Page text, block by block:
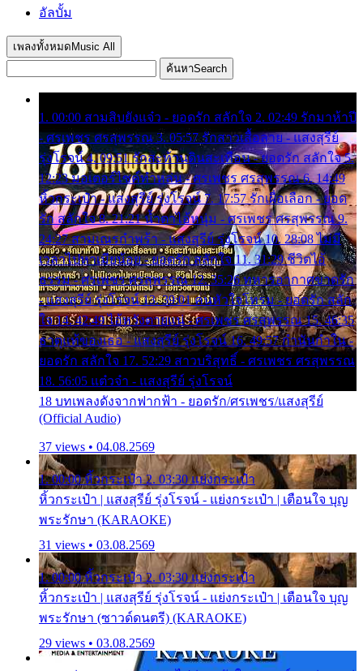
อัลบั้ม
เพลงทั้งหมด Music All
ค้นหาSearch
1. 00:00 สามสิบยังแจ๋ว - ยอดรัก สลักใจ 2. 02:49 รักมาห้าปี
- ศรเพชร ศรสุพรรณ 3. 05:57 รักสาวเสื้อลาย - แสงสุรีย์
รุ่งโรจน์ 4. 09:51 รักสะท้านดินสะเทือน - ยอดรัก สลักใจ 5.
12:23 มอเตอร์ไซค์ทำหล่น - ศรเพชร ศรสุพรรณ 6. 14:49
หิ้วกระเป๋า - แสงสุรีย์ รุ่งโรจน์ 7. 17:57 รักเผื่อเลือก - ยอด
รัก สลักใจ 8. 21:21 น้ำตาไอ้หนุ่ม - ศรเพชร ศรสุพรรณ 9.
24:27 สามเณรกำพร้า - แสงสุรีย์ รุ่งโรจน์ 10. 28:08 ไม่มี
เวลาไปหาเมียน้อย - ยอดรัก สลักใจ 11. 31:29 ชีวิตไอ้
ธรรม - ศรเพชร ศรสุพรรณ 12. 35:26 ทหารอากาศขาดรัก
- แสงสุรีย์ รุ่งโรจน์ 13. 39:01 คนหัวใจโทรม - ยอดรัก สลัก
ใจ 14. 42:49 ไอ้หวังตายแน่ - ศรเพชร ศรสุพรรณ 15. 46:35
ธาตุแท้ของเธอ - แสงสุรีย์ รุ่งโรจน์ 16. 49:57 กำนันกำใน -
ยอดรัก สลักใจ 17. 52:29 สาวบริสุทธิ์ - ศรเพชร ศรสุพรรณ
18. 56:05 แต๋วจ๋า - แสงสุรีย์ รุ่งโรจน์
18 บทเพลงดังจากฟากฟ้า - ยอดรัก/ศรเพชร/แสงสุรีย์
(Official Audio)
37 views • 04.08.2569
1. 00:00 หิ้วกระเป๋า 2. 03:30 แย่งกระเป๋า
หิ้วกระเป๋า | แสงสุรีย์ รุ่งโรจน์ - แย่งกระเป๋า | เตือนใจ บุญ
พระรักษา (KARAOKE)
31 views • 03.08.2569
1. 00:00 หิ้วกระเป๋า 2. 03:30 แย่งกระเป๋า
หิ้วกระเป๋า | แสงสุรีย์ รุ่งโรจน์ - แย่งกระเป๋า | เตือนใจ บุญ
พระรักษา (ซาวด์ดนตรี) (KARAOKE)
29 views • 03.08.2569